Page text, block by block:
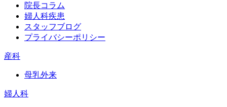
院長コラム
婦人科疾患
スタッフブログ
プライバシーポリシー
産科
母乳外来
婦人科